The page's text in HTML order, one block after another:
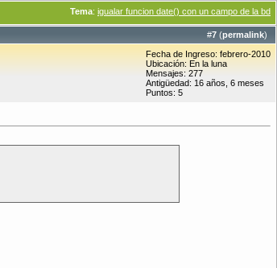
Tema: igualar funcion date() con un campo de la bd
#7 (permalink)
Fecha de Ingreso: febrero-2010
Ubicación: En la luna
Mensajes: 277
Antigüedad: 16 años, 6 meses
Puntos: 5